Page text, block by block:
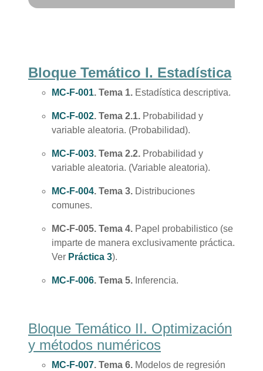
Bloque Temático I. Estadística
MC-F-001. Tema 1. Estadística descriptiva.
MC-F-002. Tema 2.1. Probabilidad y
variable aleatoria. (Probabilidad).
MC-F-003. Tema 2.2. Probabilidad y
variable aleatoria. (Variable aleatoria).
MC-F-004. Tema 3. Distribuciones
comunes.
MC-F-005. Tema 4. Papel probabilistico (se
imparte de manera exclusivamente práctica.
Ver Práctica 3).
MC-F-006. Tema 5. Inferencia.
Bloque Temático II. Optimización
y métodos numéricos
MC-F-007. Tema 6. Modelos de regresión